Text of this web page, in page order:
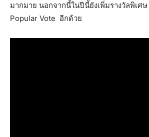
มากมาย นอกจากนี้ในปีนี้ยังเพิ่มรางวัลพิเศษ
Popular Vote อีกด้วย